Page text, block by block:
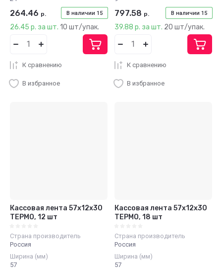
В наличии 15
264.46 р.
26.45 р. за шт. 10 шт/упак.
К сравнению
В избранное
В наличии 15
797.58 р.
39.88 р. за шт. 20 шт/упак.
К сравнению
В избранное
Кассовая лента 57х12х30
ТЕРМО, 12 шт
Страна производитель
Россия
Ширина (мм)
57
Кассовая лента 57х12х30
ТЕРМО, 18 шт
Страна производитель
Россия
Ширина (мм)
57